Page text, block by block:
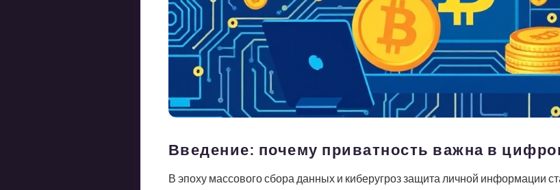
Введение: почему приватность важна в
В эпоху массового сбора данных и киберугроз защита личной информации